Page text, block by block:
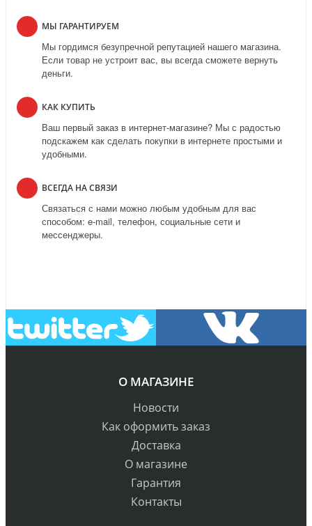
МЫ ГАРАНТИРУЕМ
Мы гордимся безупречной репутацией нашего магазина.
Если товар не устроит вас, вы всегда сможете вернуть
деньги.
КАК КУПИТЬ
Ваш первый заказ в интернет-магазине? Мы с радостью
подскажем как сделать покупки в интернете простыми и
удобными.
ВСЕГДА НА СВЯЗИ
Связаться с нами можно любым удобным для вас
способом: e-mail, телефон, социальные сети и
мессенджеры.
О МАГАЗИНЕ
Новости
Как оформить заказ
Доставка
О магазине
Гарантия
Контакты